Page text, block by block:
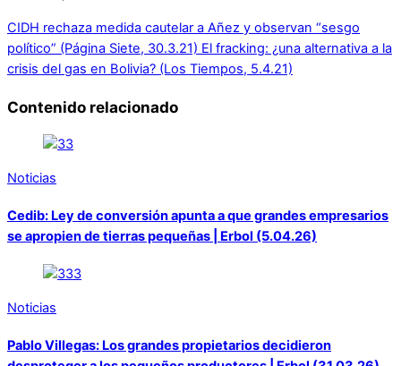
CIDH rechaza medida cautelar a Añez y observan “sesgo
político” (Página Siete, 30.3.21) El fracking: ¿una alternativa a la
crisis del gas en Bolivia? (Los Tiempos, 5.4.21)
Contenido relacionado
Noticias
Cedib: Ley de conversión apunta a que grandes empresarios
se apropien de tierras pequeñas | Erbol (5.04.26)
Noticias
Pablo Villegas: Los grandes propietarios decidieron